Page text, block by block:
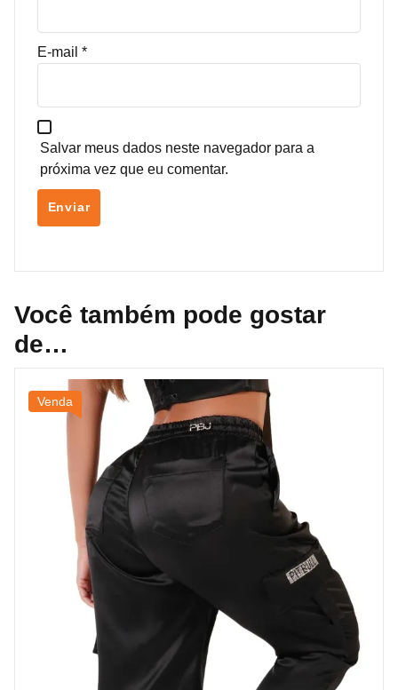
E-mail *
Salvar meus dados neste navegador para a
próxima vez que eu comentar.
Você também pode gostar
de…
Venda